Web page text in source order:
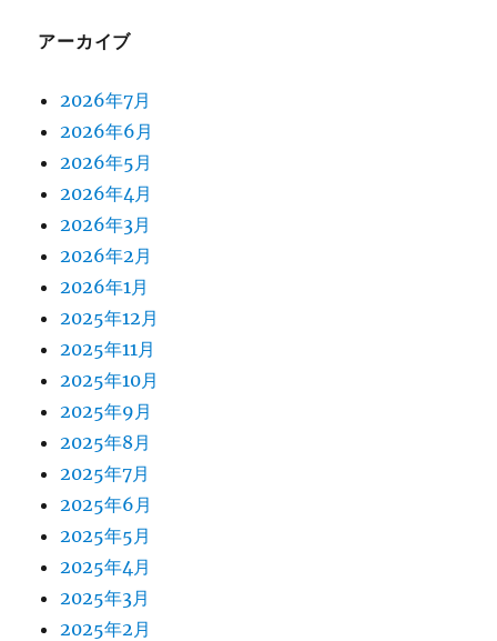
アーカイブ
2026年7月
2026年6月
2026年5月
2026年4月
2026年3月
2026年2月
2026年1月
2025年12月
2025年11月
2025年10月
2025年9月
2025年8月
2025年7月
2025年6月
2025年5月
2025年4月
2025年3月
2025年2月